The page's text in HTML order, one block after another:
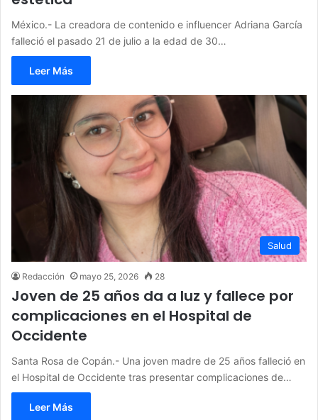
México.- La creadora de contenido e influencer Adriana García
falleció el pasado 21 de julio a la edad de 30…
Leer Más
Salud
Redacción mayo 25, 2026 28
Joven de 25 años da a luz y fallece por
complicaciones en el Hospital de
Occidente
Santa Rosa de Copán.- Una joven madre de 25 años falleció en
el Hospital de Occidente tras presentar complicaciones de…
Leer Más